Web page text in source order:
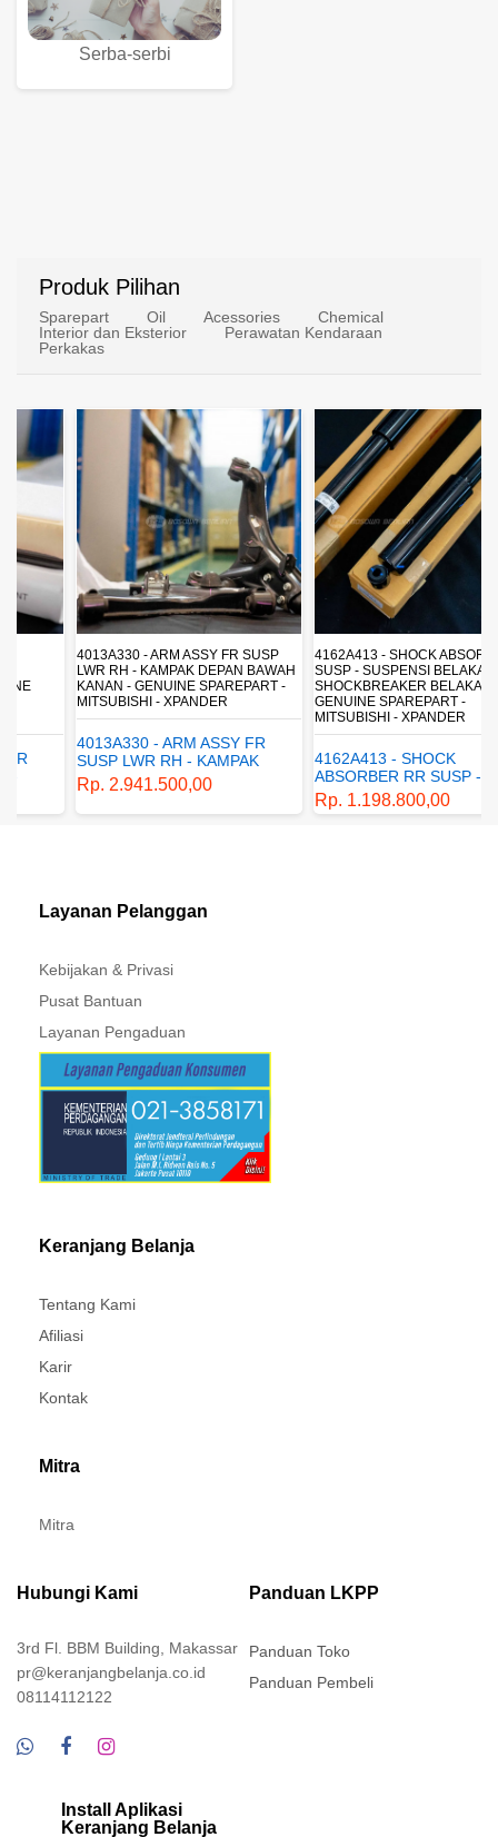
Serba-serbi
Produk Pilihan
Sparepart Oil Acessories
Chemical
Interior dan Eksterior
Perawatan Kendaraan
Perkakas
4013A330 - ARM ASSY FR SUSP
LWR RH - KAMPAK DEPAN BAWAH
KANAN - GENUINE SPAREPART -
MITSUBISHI - XPANDER
4013A330 - ARM ASSY FR
SUSP LWR RH - KAMPAK
DEPAN BAWAH KANAN -
GENUINE SPAREPART -
MITSUBISHI - XPANDER
Rp. 2.941.500,00
4162A413 - SHOCK ABSORBER RR
SUSP - SUSPENSI BELAKANG -
SHOCKBREAKER BELAKANG -
GENUINE SPAREPART -
MITSUBISHI - XPANDER
4162A413 - SHOCK
ABSORBER RR SUSP -
SUSPENSI BELAKANG -
SHOCKBREAKER BELAKANG
Rp. 1.198.800,00
Layanan Pelanggan
Kebijakan & Privasi
Pusat Bantuan
Layanan Pengaduan
Keranjang Belanja
Tentang Kami
Afiliasi
Karir
Kontak
Mitra
Mitra
Hubungi Kami
3rd Fl. BBM Building, Makassar
pr@keranjangbelanja.co.id
08114112122
Panduan LKPP
Panduan Toko
Panduan Pembeli
Install Aplikasi
Keranjang Belanja